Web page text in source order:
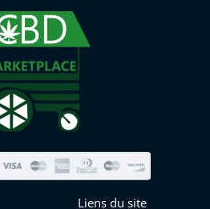
Liens du site